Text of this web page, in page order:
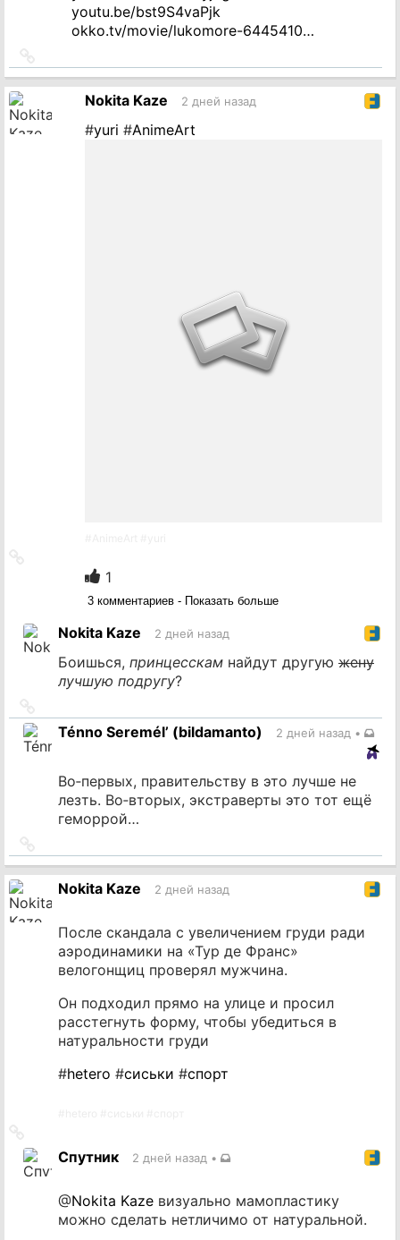
youtu.be/bst9S4vaPjk
okko.tv/movie/lukomore-6445410…
на
источник
Nokita Kaze 2 дней назад
#yuri #AnimeArt
1
3 комментариев - Показать больше
Nokita Kaze 2 дней назад
Боишься, принцесскам найдут другую жену
лучшую подругу?
на
источник
Ténno Seremél’ (bildamanto) 2 дней назад •
Во‐первых, правительству в это лучше не
лезть. Во‐вторых, экстраверты это тот ещё
геморрой…
на
источник
Nokita Kaze 2 дней назад
После скандала с увеличением груди ради
аэродинамики на «Тур де Франс»
велогонщиц проверял мужчина.
Он подходил прямо на улице и просил
расстегнуть форму, чтобы убедиться в
натуральности груди
#hetero #сиськи #спорт
на
источникСпутник 2 дней назад •
@Nokita Kaze визуально мамопластику
можно сделать нетличимо от натуральной.